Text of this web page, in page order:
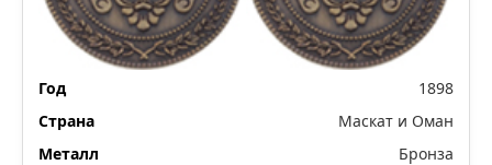
1898
Маскат и Оман
Бронза